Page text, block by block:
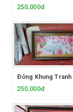
250,000đ
250,000đ